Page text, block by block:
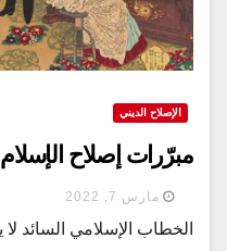
الإصلاح الديني
مبرّرات إصلاح الإسلام
مارس 7, 2022
الخطاب الإسلامي السائد